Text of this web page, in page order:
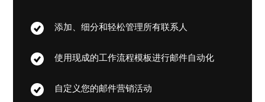
添加、细分和轻松管理所有联系人
使用现成的工作流程模板进行邮件自动化
自定义您的邮件营销活动